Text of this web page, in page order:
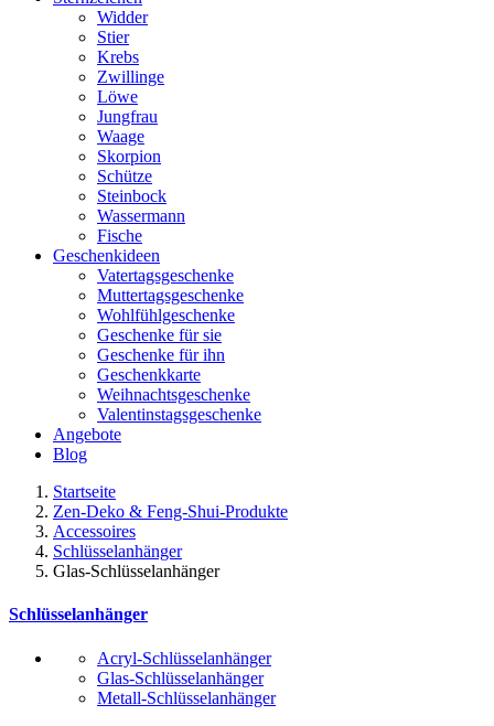
Widder
Stier
Krebs
Zwillinge
Löwe
Jungfrau
Waage
Skorpion
Schütze
Steinbock
Wassermann
Fische
Geschenkideen
Vatertagsgeschenke
Muttertagsgeschenke
Wohlfühlgeschenke
Geschenke für sie
Geschenke für ihn
Geschenkkarte
Weihnachtsgeschenke
Valentinstagsgeschenke
Angebote
Blog
Startseite
Zen-Deko & Feng-Shui-Produkte
Accessoires
Schlüsselanhänger
Glas-Schlüsselanhänger
Schlüsselanhänger
Acryl-Schlüsselanhänger
Glas-Schlüsselanhänger
Metall-Schlüsselanhänger